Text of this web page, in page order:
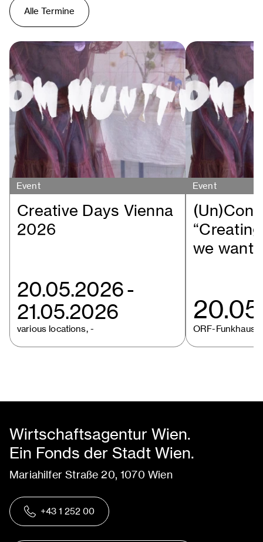
Alle Termine
Event
Creative Days Vienna
2026
20.05.2026-
21.05.2026
various locations, -
Event
we want
ORF-Funkhaus
Wirtschaftsagentur Wien.
Ein Fonds der Stadt Wien.
Mariahilfer Straße 20, 1070 Wien
+43 1 252 00